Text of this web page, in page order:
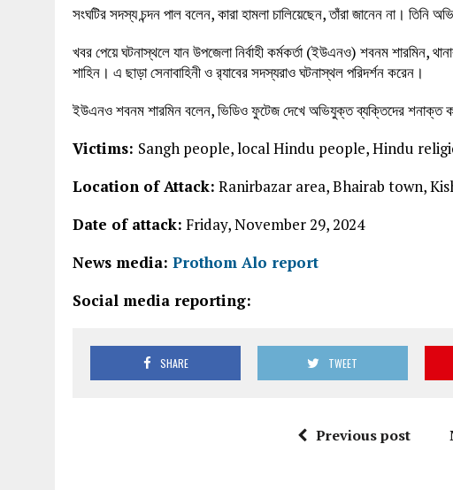
সংঘটির সদস্য চন্দন পাল বলেন, কারা হামলা চালিয়েছেন, তাঁরা জানেন না।
খবর পেয়ে ঘটনাস্থলে যান উপজেলা নির্বাহী কর্মকর্তা (ইউএনও) শবনম শারমিন,
শাহিন। এ ছাড়া সেনাবাহিনী ও র‌্যাবের সদস্যরাও ঘটনাস্থল পরিদর্শন করেন।
ইউএনও শবনম শারমিন বলেন, ভিডিও ফুটেজ দেখে অভিযুক্ত ব্যক্তিদের
Victims: Sangh people, local Hindu people, Hindu
Location of Attack: Ranirbazar area, Bhairab town,
Date of attack: Friday, November 29, 2024
News media: Prothom Alo report
Social media reporting:
SHARE TWEET
Previous post